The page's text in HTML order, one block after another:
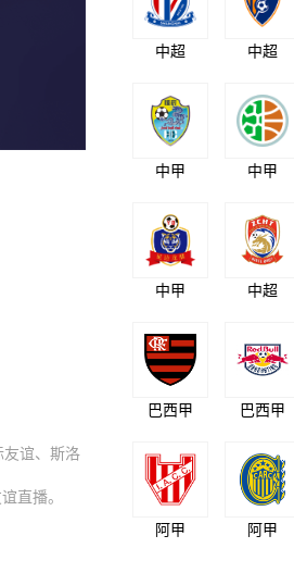
谊、斯洛
直播。
中超 中超
中甲 中甲
中甲 中超
巴西甲 巴西甲
阿甲 阿甲